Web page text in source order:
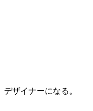
デザイナーになる。